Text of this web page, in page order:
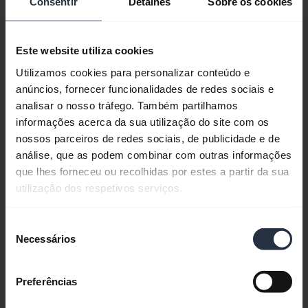
Este website utiliza cookies
Utilizamos cookies para personalizar conteúdo e
anúncios, fornecer funcionalidades de redes sociais e
analisar o nosso tráfego. Também partilhamos
informações acerca da sua utilização do site com os
nossos parceiros de redes sociais, de publicidade e de
análise, que as podem combinar com outras informações
que lhes forneceu ou recolhidas por estes a partir da sua
utilização dos respetivos serviços.
Necessários
Preferências
Número do item:14501-12
Número(s) do modelo:N/A